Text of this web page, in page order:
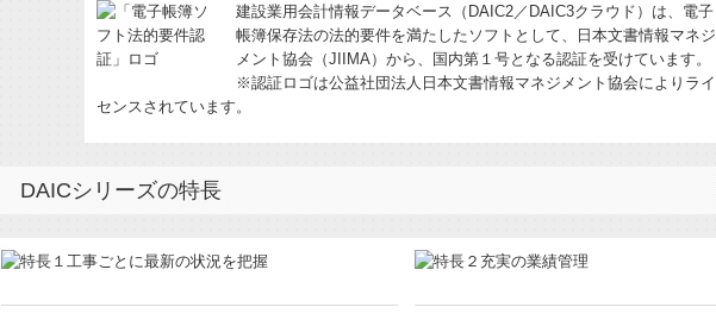
建設業用会計情報データベース（DAIC2／DAIC3クラウド）は、電子
帳簿保存法の法的要件を満たしたソフトとして、日本文書情報マネジ
メント協会（JIIMA）から、国内第１号となる認証を受けています。
※認証ロゴは公益社団法人日本文書情報マネジメント協会によりライ
センスされています。
DAICシリーズの特長